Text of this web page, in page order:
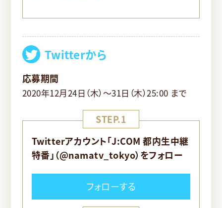
Twitterから
応募期間
2020年12月24日（木）～31日（木）25:00 まで
STEP.1
Twitterアカウント「J:COM 都内生中継
特番」（@namatv_tokyo）をフォロー
フォローする